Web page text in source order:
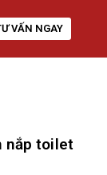
VẤN NGAY
nắp toilet